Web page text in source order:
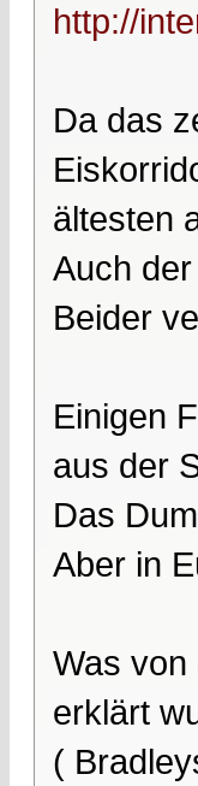
http://
Da das
ältesten
Auch
Beider
Einigen
aus der
Das
Aber in
Was von
erklärt
(